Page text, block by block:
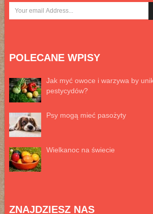
POLECANE WPISY
Jak myć owoce i warzywa by
pestycydów?
Psy mogą mieć pasożyty
Wielkanoc na świecie
ZNAJDZIESZ NAS